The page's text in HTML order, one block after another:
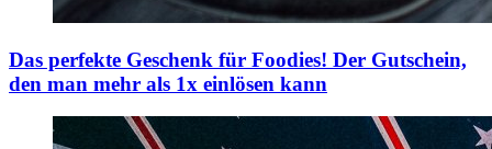
Das perfekte Geschenk für Foodies! Der Gutschein,
den man mehr als 1x einlösen kann